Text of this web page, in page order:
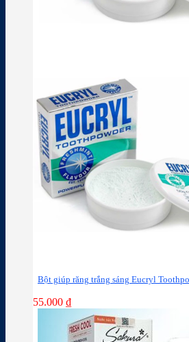
Bột giúp răng trắng sáng Eucryl
55.000 ₫